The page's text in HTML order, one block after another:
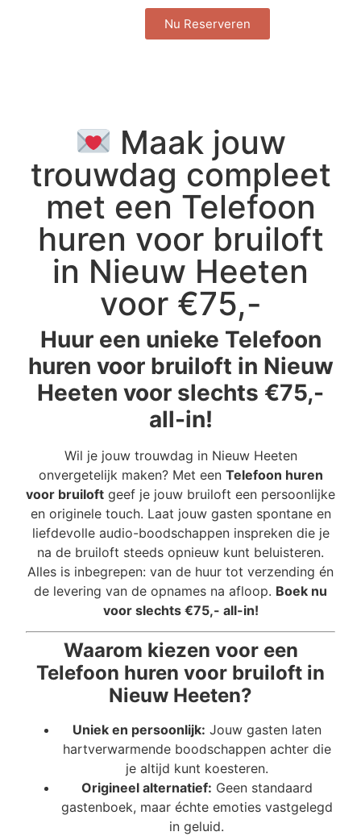
Nu Reserveren
Maak jouw
trouwdag compleet
met een Telefoon
huren voor bruiloft
in Nieuw Heeten
voor €75,-
Huur een unieke Telefoon
huren voor bruiloft in Nieuw
Heeten voor slechts €75,-
all-in!
Wil je jouw trouwdag in Nieuw Heeten
onvergetelijk maken? Met een Telefoon huren
voor bruiloft geef je jouw bruiloft een persoonlijke
en originele touch. Laat jouw gasten spontane en
liefdevolle audio-boodschappen inspreken die je
na de bruiloft steeds opnieuw kunt beluisteren.
Alles is inbegrepen: van de huur tot verzending én
de levering van de opnames na afloop. Boek nu
voor slechts €75,- all-in!
Waarom kiezen voor een
Telefoon huren voor bruiloft in
Nieuw Heeten?
Uniek en persoonlijk: Jouw gasten laten
hartverwarmende boodschappen achter die
je altijd kunt koesteren.
Origineel alternatief: Geen standaard
gastenboek, maar échte emoties vastgelegd
in geluid.